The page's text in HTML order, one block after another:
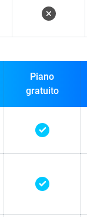
Piano
gratuito